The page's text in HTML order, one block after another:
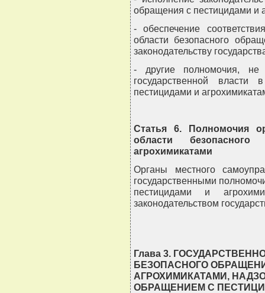
обращения с пестицидами и
- обеспечение
области безопасного
законодательству
- другие полномочия, не
государственной
пестицидами и
Статья 6. Полномочия
области
агрохимикатами
Органы местного
государственными
пестицидами и
законодательством
Глава 3.
БЕЗОПАСНОГО
АГРОХИМИКАТАМИ,
ОБРАЩЕНИЕМ С